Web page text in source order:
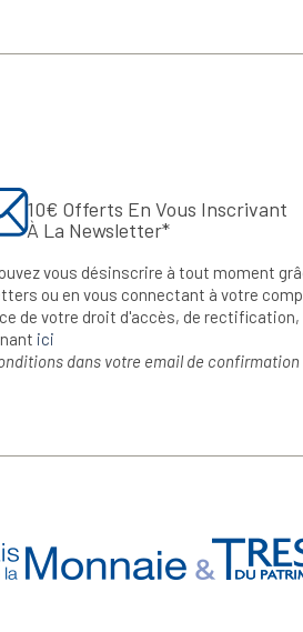
10€ Offerts En Vous Inscrivant
À La Newsletter*
vous désinscrire à tout moment
ou en vous connectant à votre
de votre droit d'accès, de
ici
dans votre email de confirmation